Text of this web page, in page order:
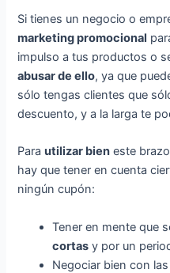
Si tienes un negocio o
marketing promocional
impulso a tus productos o
abusar de ello, ya que
sólo tengas clientes que
descuento, y a la larga te
Parautilizar bien este
hay que tener en cuenta
ningún cupón:
Tener en mente que
cortas y por un
Negociar bien con